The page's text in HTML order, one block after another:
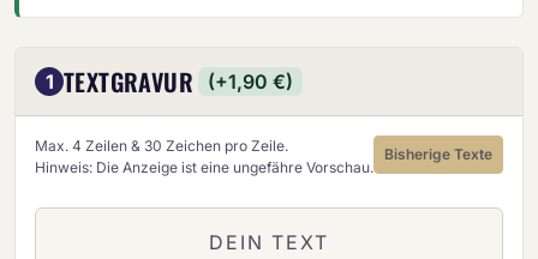
1 TEXTGRAVUR (+1,90 €)
Max. 4 Zeilen & 30 Zeichen pro Zeile.
Hinweis: Die Anzeige ist eine ungefähre Vorschau.
Bisherige Texte